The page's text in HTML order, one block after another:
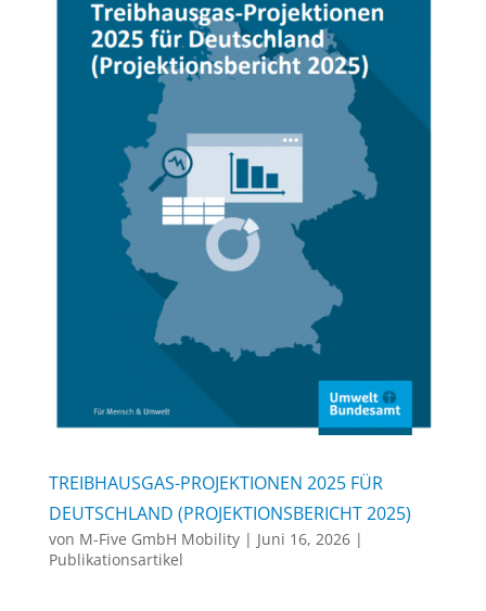
TREIBHAUSGAS-PROJEKTIONEN 2025 FÜR
DEUTSCHLAND (PROJEKTIONSBERICHT 2025)
von M-Five GmbH Mobility| Juni 16, 2026|
Publikationsartikel